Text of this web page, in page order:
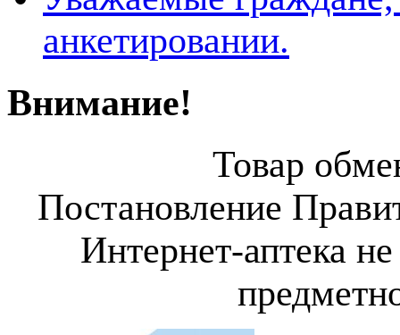
анкетировании.
Внимание!
Товар
Постановление
Интернет-аптека